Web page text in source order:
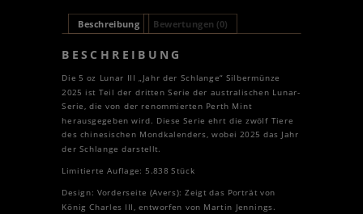
Beschreibung Bewertungen (0)
BESCHREIBUNG
Die 5 oz Lunar III „Jahr der Schlange“ Silbermünze
2025 ist Teil der dritten Serie der australischen Lunar-
Serie, die von der renommierten Perth Mint
herausgegeben wird. Diese Serie ehrt die zwölf Tiere
des chinesischen Mondkalenders, wobei 2025 das Jahr
der Schlange darstellt.
Limitierte Auflage: 5.838 Stück
Design: Vorderseite (Avers): Zeigt das Porträt von
König Charles III, entworfen von Martin Jennings.